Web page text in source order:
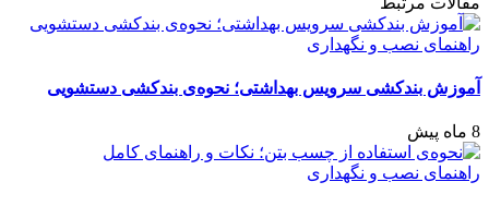
راهنمای نصب و نگهداری
آموزش بندکشی سرویس بهداشتی؛ نحوه‌ی بندکشی دستشویی
8 ماه پیش
راهنمای نصب و نگهداری